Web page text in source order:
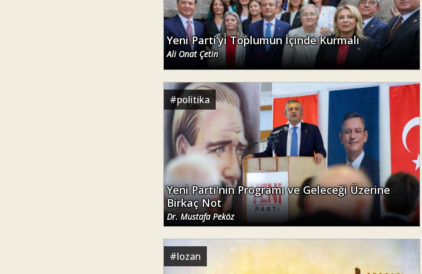
Yeni Parti’yi Toplumun İçinde Kurmalı
Ali Onat Çetin
#politika
Yeni Parti'nin Programı ve Geleceği Üzerine
Birkaç Not
Dr. Mustafa Peköz
#lozan